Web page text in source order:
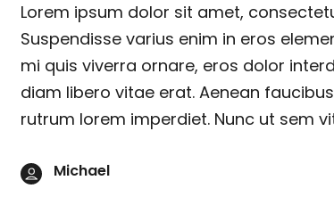
Lorem ipsum dolor sit amet,
Suspendisse varius enim in eros
mi quis viverra ornare, eros dolor
diam libero vitae erat. Aenean
rutrum lorem imperdiet. Nunc ut sem
Michael